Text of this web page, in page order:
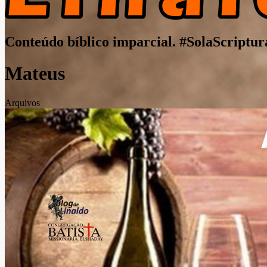
Conteúdo bíblico imparcial.
Mateus
Arquivos